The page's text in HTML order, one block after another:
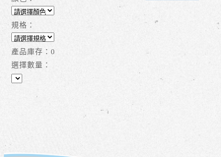
規格：
產品庫存： 0
選擇數量：